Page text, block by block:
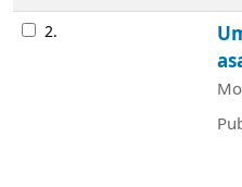
2.